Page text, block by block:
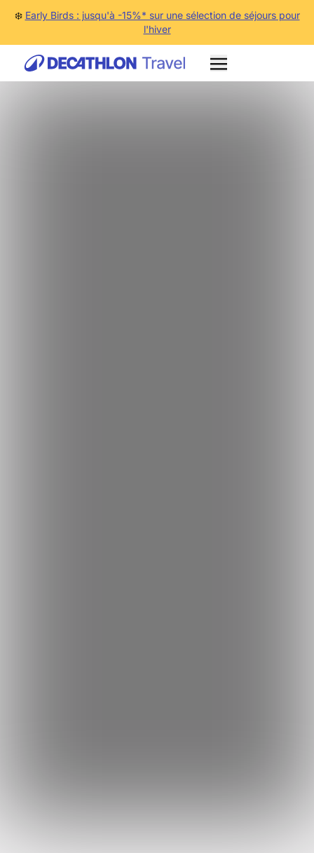
❄️ Early Birds : jusqu'à -15%* sur une sélection de séjours pour
l'hiver